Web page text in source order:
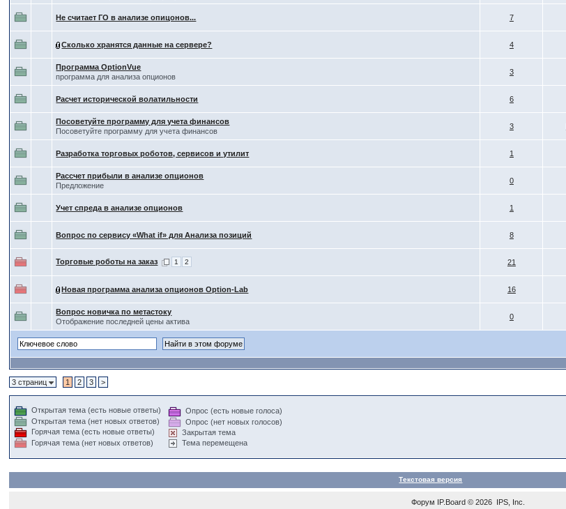
Не считает ГО в анализе опицонов... 7
Сколько хранятся данные на сервере? 4
Программа OptionVue
программа для анализа опционов
3
Расчет исторической волатильности 6
Посоветуйте программу для учета финансов
Посоветуйте программу для учета финансов
3
Разработка торговых роботов, сервисов и утилит 1
Рассчет прибыли в анализе опционов
Предложение
0
Учет спреда в анализе опционов 1
Вопрос по сервису «What if» для Анализа позиций 8
Торговые роботы на заказ 1 2 21
Новая программа анализа опционов Option-Lab 16
Вопрос новичка по метастоку
Отображение последней цены актива
0
3 страниц 1 2 3 >
Открытая тема (есть новые ответы)
Открытая тема (нет новых ответов)
Горячая тема (есть новые ответы)
Горячая тема (нет новых ответов)
Опрос (есть новые голоса)
Опрос (нет новых голосов)
Закрытая тема
Тема перемещена
Текстовая версия
Форум IP.Board © 2026 IPS, Inc